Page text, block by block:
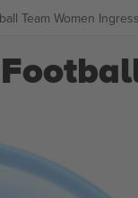
Team Women